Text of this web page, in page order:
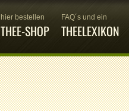
hier bestellen
THEE-SHOP
FAQ´s und ein
THEELEXIKON